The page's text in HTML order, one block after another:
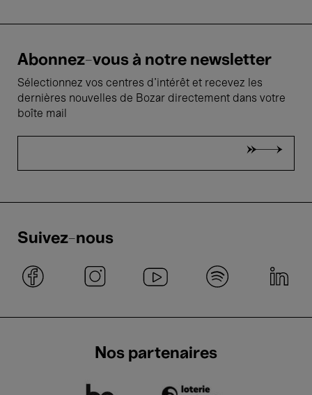
Abonnez-vous à notre newsletter
Sélectionnez vos centres d'intérêt et recevez les
dernières nouvelles de Bozar directement dans votre
boîte mail
Suivez-nous
Nos partenaires